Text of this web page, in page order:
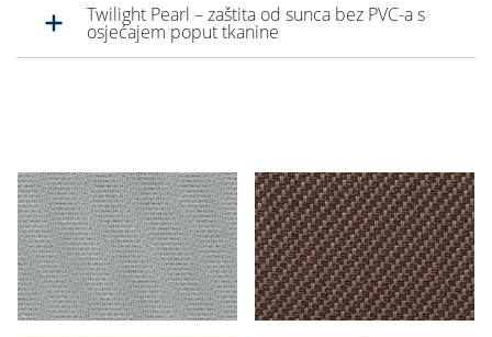
Twilight Pearl – zaštita od sunca bez PVC-a s
osjećajem poput tkanine